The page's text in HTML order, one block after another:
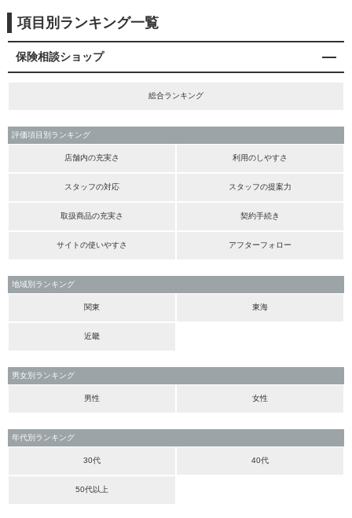
項目別ランキング一覧
保険相談ショップ
総合ランキング
評価項目別ランキング
店舗内の充実さ 利用のしやすさ
スタッフの対応 スタッフの提案力
取扱商品の充実さ 契約手続き
サイトの使いやすさ アフターフォロー
地域別ランキング
関東 東海
近畿
男女別ランキング
男性 女性
年代別ランキング
30代 40代
50代以上